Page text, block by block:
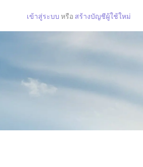
เข้าสู่ระบบ หรือ สร้างบัญชีผู้ใช้ใหม่